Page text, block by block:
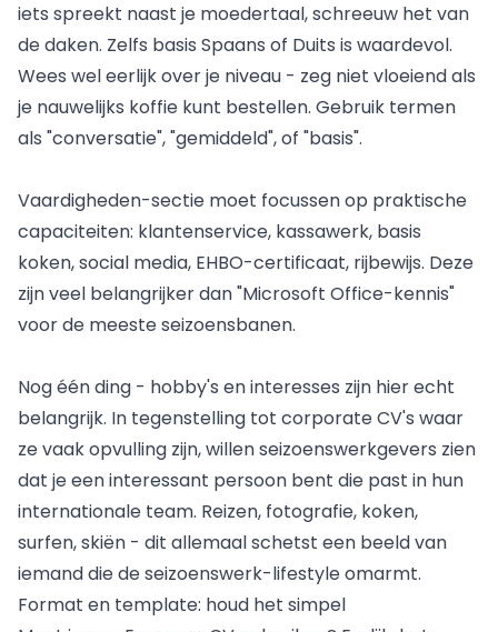
iets spreekt naast je moedertaal, schreeuw het van
de daken. Zelfs basis Spaans of Duits is waardevol.
Wees wel eerlijk over je niveau - zeg niet vloeiend als
je nauwelijks koffie kunt bestellen. Gebruik termen
als "conversatie", "gemiddeld", of "basis".
Vaardigheden-sectie moet focussen op praktische
capaciteiten: klantenservice, kassawerk, basis
koken, social media, EHBO-certificaat, rijbewijs. Deze
zijn veel belangrijker dan "Microsoft Office-kennis"
voor de meeste seizoensbanen.
Nog één ding - hobby's en interesses zijn hier echt
belangrijk. In tegenstelling tot corporate CV's waar
ze vaak opvulling zijn, willen seizoenswerkgevers zien
dat je een interessant persoon bent die past in hun
internationale team. Reizen, fotografie, koken,
surfen, skiën - dit allemaal schetst een beeld van
iemand die de seizoenswerk-lifestyle omarmt.
Format en template: houd het simpel